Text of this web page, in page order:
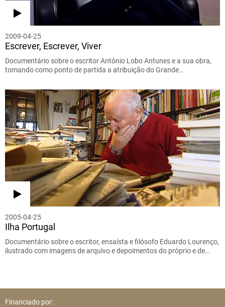
2009-04-25
Escrever, Escrever, Viver
Documentário sobre o escritor António Lobo Antunes e a sua obra,
tomando como ponto de partida a atribuição do Grande…
2005-04-25
Ilha Portugal
Documentário sobre o escritor, ensaísta e filósofo Eduardo Lourenço,
ilustrado com imagens de arquivo e depoimentos do próprio e de…
Financiado por: